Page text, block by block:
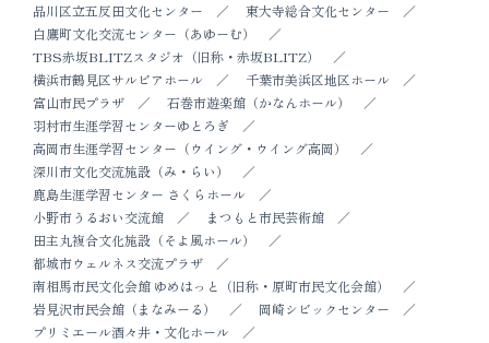
品川区立五反田文化センター
東大寺総合文化センター
白鷹町文化交流センター（あゆーむ）
TBS赤坂BLITZスタジオ（旧称・赤坂BLITZ）
横浜市鶴見区サルビアホール
千葉市美浜区地区ホール
富山市民プラザ
石巻市遊楽館（かなんホール）
羽村市生涯学習センターゆとろぎ
高岡市生涯学習センター（ウイング・ウイング高岡）
深川市文化交流施設（み・らい）
鹿島生涯学習センター さくらホール
小野市うるおい交流館
まつもと市民芸術館
田主丸複合文化施設（そよ風ホール）
都城市ウェルネス交流プラザ
南相馬市民文化会館 ゆめはっと（旧称・原町市民文化会館）
岩見沢市民会館（まなみーる）
岡崎シビックセンター
プリミエール酒々井・文化ホール